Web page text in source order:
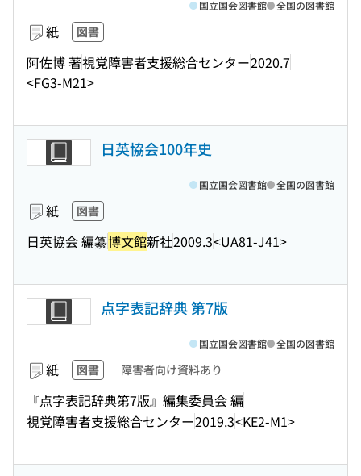
紙 図書
阿佐博 著視覚障害者支援総合センター2020.7
<FG3-M21>
国立国会図書館 全国の図書館
日英協会100年史
紙 図書
日英協会 編纂博文館新社2009.3<UA81-J41>
国立国会図書館 全国の図書館
点字表記辞典 第7版
紙 図書 障害者向け資料あり
『点字表記辞典第7版』編集委員会 編
視覚障害者支援総合センター2019.3<KE2-M1>
国立国会図書館 全国の図書館